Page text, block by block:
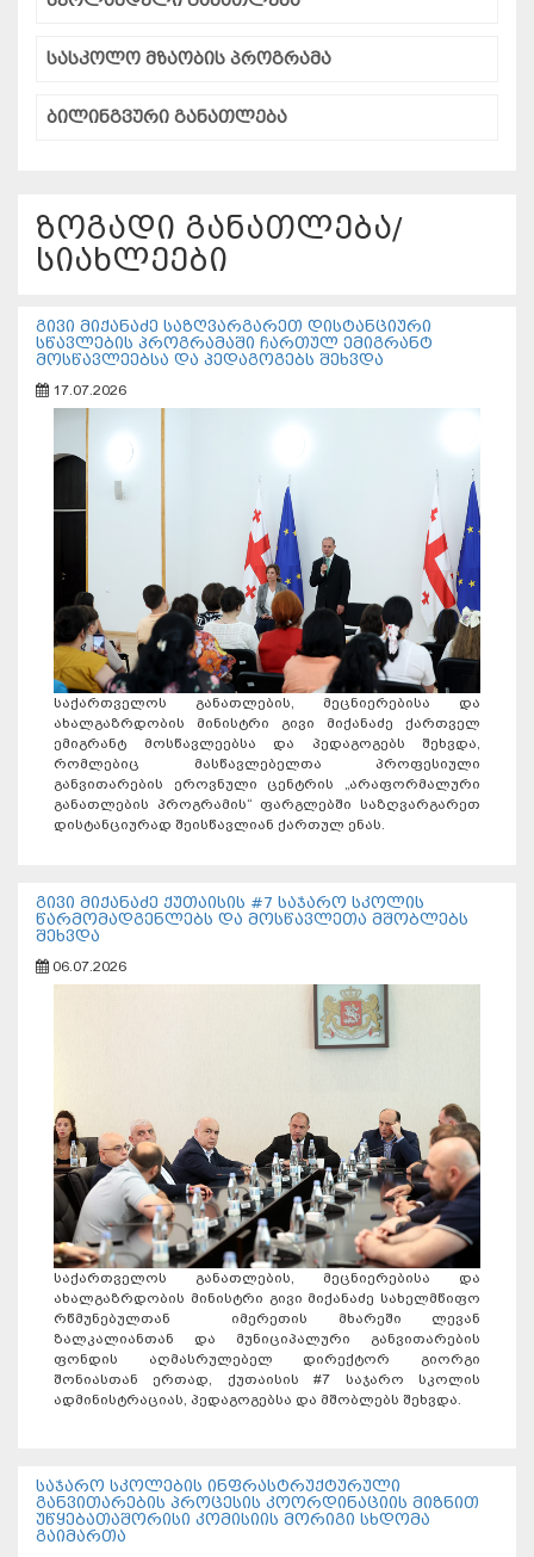
სასკოლო მზაობის პროგრამა
ბილინგვური განათლება
ზოგადი განათლება/
სიახლეები
გივი მიქანაძე საზღვარგარეთ დისტანციური
სწავლების პროგრამაში ჩართულ ემიგრანტ
მოსწავლეებსა და პედაგოგებს შეხვდა
17.07.2026
საქართველოს განათლების, მეცნიერებისა და
ახალგაზრდობის მინისტრი გივი მიქანაძე ქართველ
ემიგრანტ მოსწავლეებსა და პედაგოგებს შეხვდა,
რომლებიც მასწავლებელთა პროფესიული
განვითარების ეროვნული ცენტრის „არაფორმალური
განათლების პროგრამის“ ფარგლებში საზღვარგარეთ
დისტანციურად შეისწავლიან ქართულ ენას.
გივი მიქანაძე ქუთაისის #7 საჯარო სკოლის
წარმომადგენლებს და მოსწავლეთა მშობლებს
შეხვდა
06.07.2026
საქართველოს განათლების, მეცნიერებისა და
ახალგაზრდობის მინისტრი გივი მიქანაძე სახელმწიფო
რწმუნებულთან იმერეთის მხარეში ლევან
ზალკალიანთან და მუნიციპალური განვითარების
ფონდის აღმასრულებელ დირექტორ გიორგი
შონიასთან ერთად, ქუთაისის #7 საჯარო სკოლის
ადმინისტრაციას, პედაგოგებსა და მშობლებს შეხვდა.
საჯარო სკოლების ინფრასტრუქტურული
განვითარების პროცესის კოორდინაციის მიზნით
უწყებათაშორისი კომისიის მორიგი სხდომა
გაიმართა